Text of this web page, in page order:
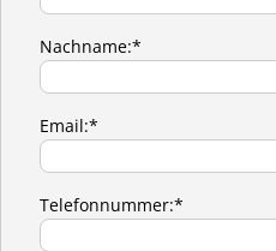
Nachname:*
Email:*
Telefonnummer:*